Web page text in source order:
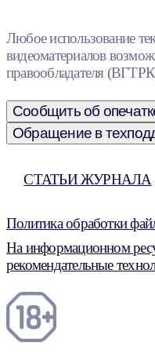
Любое использование
видеоматериалов
правообладателя
Сообщить об
Обращение в
СТАТЬИ ЖУРНАЛА
Политика обработки
На информационном
рекомендательные